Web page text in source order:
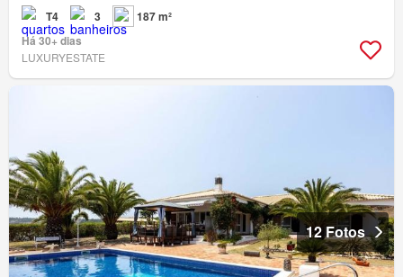
T4 3
187 m²
Há 30+ dias
LUXURYESTATE
12 Fotos